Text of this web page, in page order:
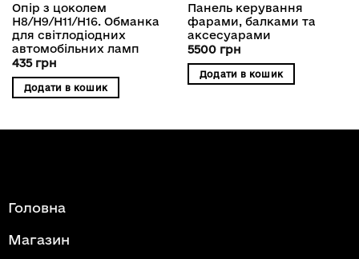
Опір з цоколем
H8/H9/H11/H16. Обманка
для світлодіодних
автомобільних ламп
435 грн
Додати в кошик
Панель керування
фарами, балками та
аксесуарами
5500 грн
Додати в кошик
Головна
Магазин